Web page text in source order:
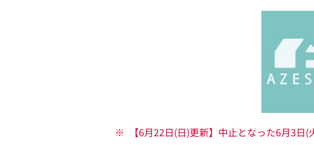
※
【6月22日(日)更新】中止となった6月3